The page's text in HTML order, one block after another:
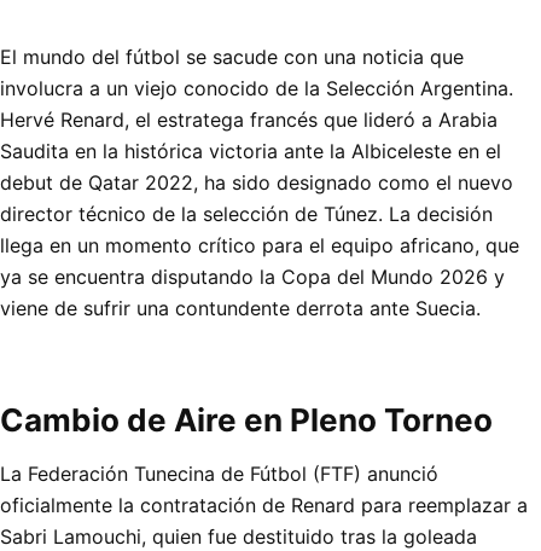
El mundo del fútbol se sacude con una noticia que
involucra a un viejo conocido de la Selección Argentina.
Hervé Renard, el estratega francés que lideró a Arabia
Saudita en la histórica victoria ante la Albiceleste en el
debut de Qatar 2022, ha sido designado como el nuevo
director técnico de la selección de Túnez. La decisión
llega en un momento crítico para el equipo africano, que
ya se encuentra disputando la Copa del Mundo 2026 y
viene de sufrir una contundente derrota ante Suecia.
Cambio de Aire en Pleno Torneo
La Federación Tunecina de Fútbol (FTF) anunció
oficialmente la contratación de Renard para reemplazar a
Sabri Lamouchi, quien fue destituido tras la goleada